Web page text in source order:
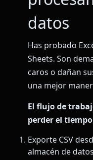
datos
Has probado
Sheets. Son
caros o dañan
una mejor
El flujo de
perder el
Exporte CSV
almacén de datos